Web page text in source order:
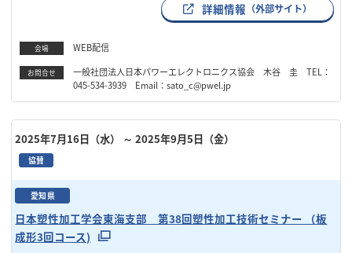
詳細情報 （外部サイト）
会場 WEB配信
お問合せ
一般社団法人日本パワーエレクトロニクス協会 木谷 圭 TEL：
045-534-3939 Email：sato_c@pwel.jp
2025年7月16日（水） ～ 2025年9月5日（金）
協賛
愛知県
日本塑性加工学会東海支部 第38回塑性加工技術セミナー （板
成形3回コース)